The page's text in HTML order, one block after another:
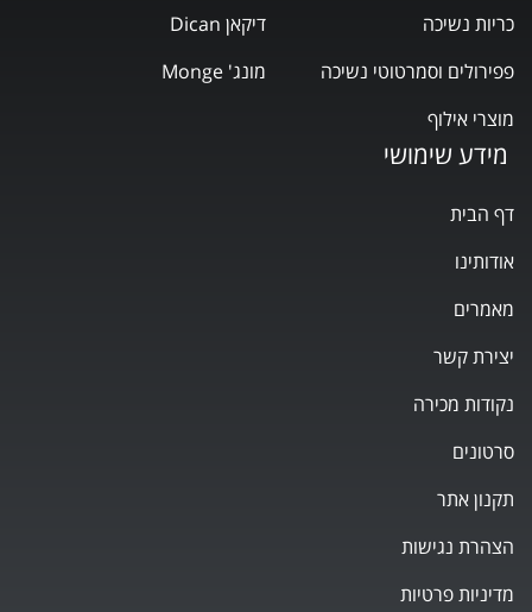
מידע שימושי
דף הבית
אודותינו
מאמרים
יצירת קשר
נקודות מכירה
סרטונים
תקנון אתר
הצהרת נגישות
מדיניות פרטיות
דיקאן Dican
מונג' Monge
כריות נשיכה
פפירולים וסמרטוטי נשיכה
מוצרי אילוף